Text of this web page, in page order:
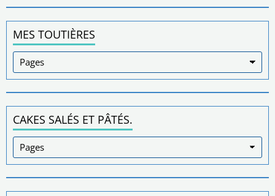
MES TOUTIÈRES
CAKES SALÉS ET PÂTÉS.